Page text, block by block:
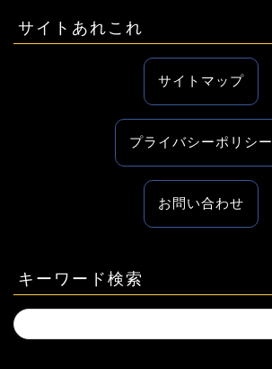
サイトあれこれ
サイトマップ
プライバシーポリシー
お問い合わせ
キーワード検索